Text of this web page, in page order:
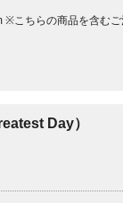
※こちらの商品を含む
Day）